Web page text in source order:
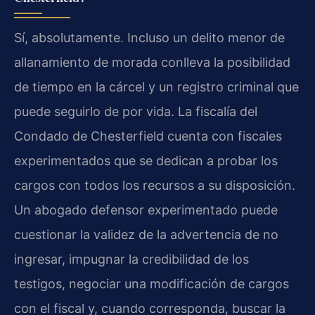
Sí, absolutamente. Incluso un delito menor de
allanamiento de morada conlleva la posibilidad
de tiempo en la cárcel y un registro criminal que
puede seguirlo de por vida. La fiscalía del
Condado de Chesterfield cuenta con fiscales
experimentados que se dedican a probar los
cargos con todos los recursos a su disposición.
Un abogado defensor experimentado puede
cuestionar la validez de la advertencia de no
ingresar, impugnar la credibilidad de los
testigos, negociar una modificación de cargos
con el fiscal y, cuando corresponda, buscar la